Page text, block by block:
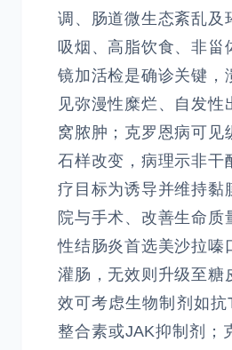
调、肠道微生态紊乱及
吸烟、高脂饮食、非甾
镜加活检是确诊关键，
见弥漫性糜烂、自发性
窝脓肿；克罗恩病可见
石样改变，病理示非干
疗目标为诱导并维持黏
院与手术、改善生命质
性结肠炎首选美沙拉嗪
灌肠，无效则升级至糖
效可考虑生物制剂如抗
整合素或JAK抑制剂；